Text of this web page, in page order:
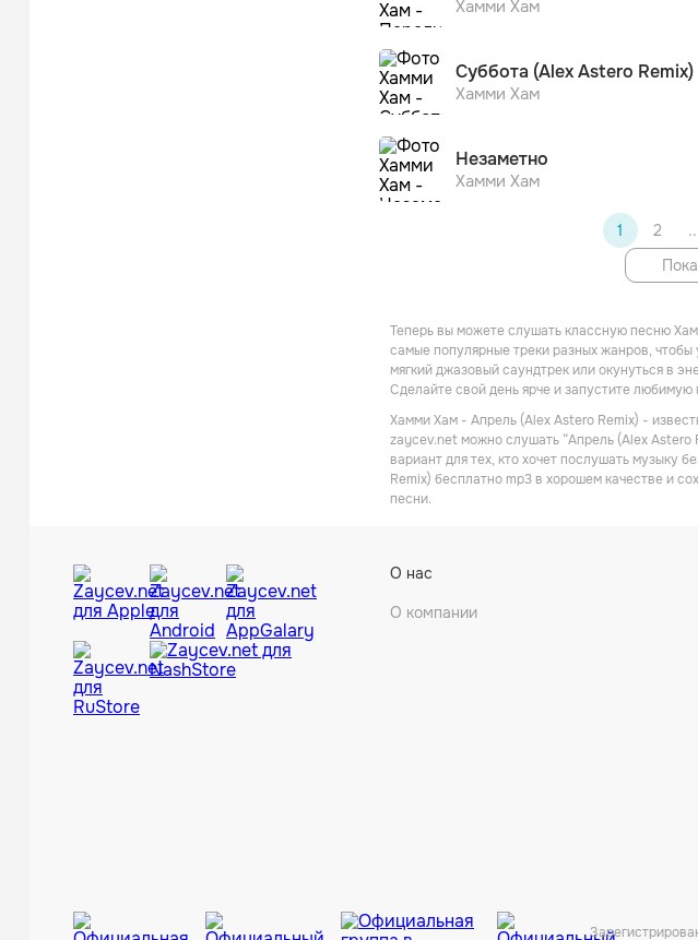
Хамми Хам
Суббота (Alex Astero Remix)
Хамми Хам
Незаметно
Хамми Хам
1 2
Теперь вы можете слушать классную песню
самые популярные треки разных жанров,
мягкий джазовый саундтрек или окунуться в
Сделайте свой день ярче и запустите любимую
Хамми Хам - Апрель (Alex Astero Remix) -
zaycev.net можно слушать “Апрель (Alex Astero
вариант для тех, кто хочет послушать музыку
Remix) бесплатно mp3 в хорошем качестве и
песни.
О нас
О компании